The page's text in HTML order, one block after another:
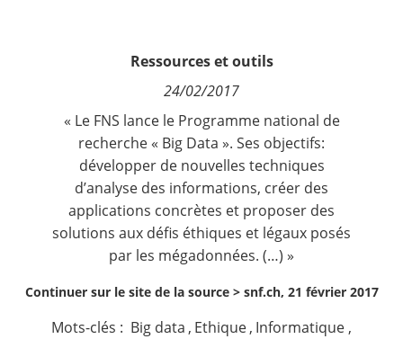
Ressources et outils
24/02/2017
« Le FNS lance le Programme national de
recherche « Big Data ». Ses objectifs:
développer de nouvelles techniques
d’analyse des informations, créer des
applications concrètes et proposer des
solutions aux défis éthiques et légaux posés
par les mégadonnées. (…) »
Continuer sur le site de la source > snf.ch, 21 février 2017
Mots-clés : Big data , Ethique, Informatique ,